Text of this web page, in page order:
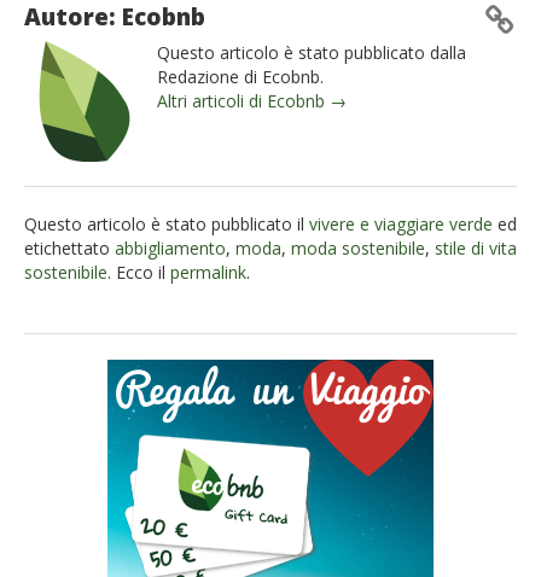
Autore: Ecobnb
Questo articolo è stato pubblicato dalla
Redazione di Ecobnb.
Altri articoli di Ecobnb →
Questo articolo è stato pubblicato il vivere e viaggiare verde ed
etichettato abbigliamento, moda, moda sostenibile, stile di vita
sostenibile. Ecco il permalink.